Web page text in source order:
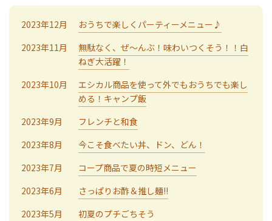
2023年12月
おうちで楽しくパーティーメニュー♪
2023年11月
無駄なく、ぜ～んぶ！味わいつくそう！！白
ねぎ大活躍！
2023年10月
エシカル商品を使って外でもおうちでも楽し
める！キャンプ飯
2023年9月
フレンチと和食
2023年8月
今こそ食べたい丼、ドン、どん！
2023年7月
コープ商品で夏の時短メニュー
2023年6月
さっぱりお酢＆推し麺!!
2023年5月
初夏のプチごちそう